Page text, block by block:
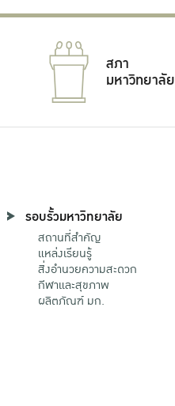
สภา
มหาวิทยาลัย
รอบรั้วมหาวิทยาลัย
สถานที่สำคัญ
แหล่งเรียนรู้
สิ่งอำนวยความสะดวก
กีฬาและสุขภาพ
ผลิตภัณฑ์ มก.